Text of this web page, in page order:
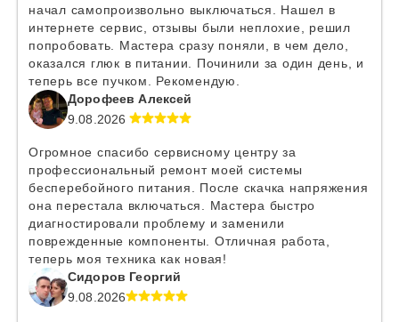
начал самопроизвольно выключаться. Нашел в
интернете сервис, отзывы были неплохие, решил
попробовать. Мастера сразу поняли, в чем дело,
оказался глюк в питании. Починили за один день, и
теперь все пучком. Рекомендую.
Дорофеев Алексей
9.08.2026
Огромное спасибо сервисному центру за
профессиональный ремонт моей системы
бесперебойного питания. После скачка напряжения
она перестала включаться. Мастера быстро
диагностировали проблему и заменили
поврежденные компоненты. Отличная работа,
теперь моя техника как новая!
Сидоров Георгий
9.08.2026